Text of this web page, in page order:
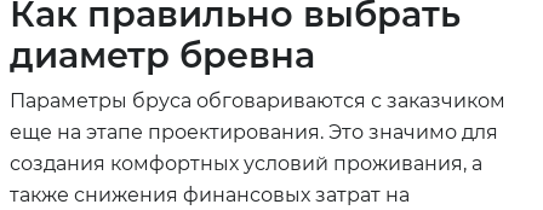
Как правильно выбрать
диаметр бревна
Параметры бруса обговариваются с заказчиком
еще на этапе проектирования. Это значимо для
создания комфортных условий проживания, а
также снижения финансовых затрат на